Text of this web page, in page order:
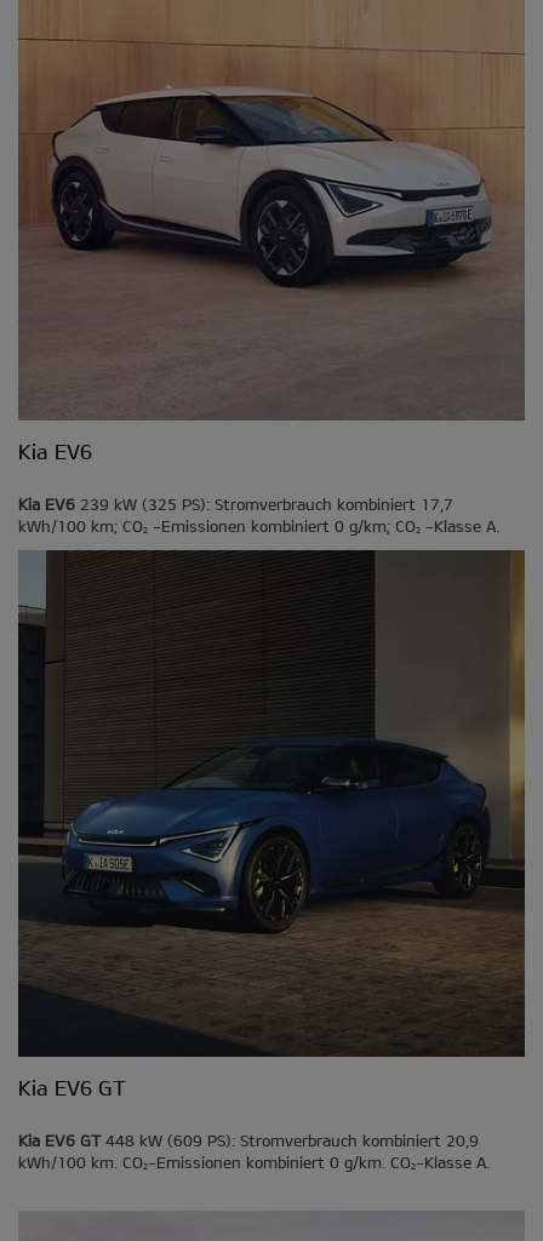
Kia EV6
Kia EV6 239 kW (325 PS): Stromverbrauch kombiniert 17,7
kWh/100 km; CO2 -Emissionen kombiniert 0 g/km; CO2 -Klasse A.
Kia EV6 GT
Kia EV6 GT448 kW (609 PS): Stromverbrauch kombiniert 20,9
kWh/100 km. CO2-Emissionen kombiniert 0 g/km. CO2-Klasse A.